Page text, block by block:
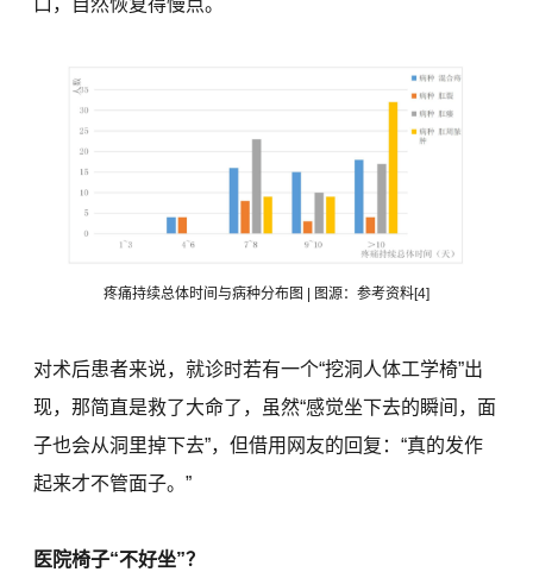
口，自然恢复得慢点。
疼痛持续总体时间与病种分布图 | 图源：参考资料[4]
对术后患者来说，就诊时若有一个“挖洞人体工学椅”出
现，那简直是救了大命了，虽然“感觉坐下去的瞬间，面
子也会从洞里掉下去”，但借用网友的回复：“真的发作
起来才不管面子。”
医院椅子“不好坐”？